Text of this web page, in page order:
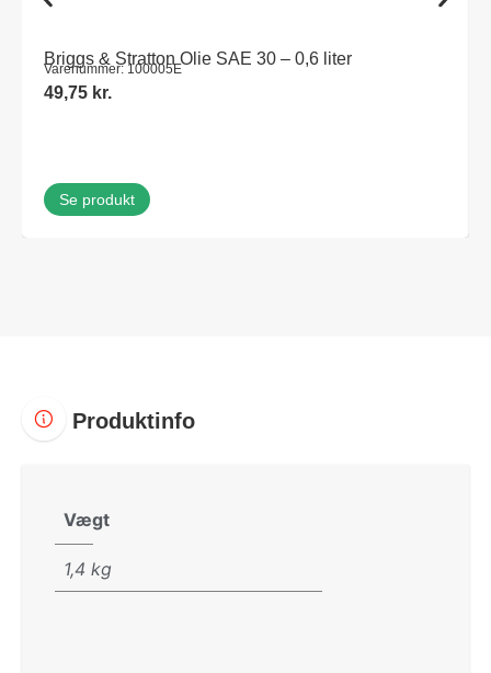
Briggs & Stratton Olie SAE 30 – 0,6 liter
Varenummer: 100005E
49,75 kr.
Se produkt
Produktinfo
Vægt
1,4 kg